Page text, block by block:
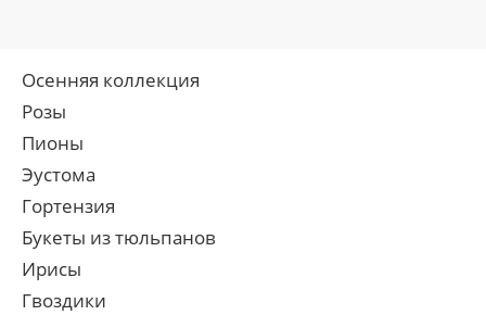
Осенняя коллекция
Розы
Пионы
Эустома
Гортензия
Букеты из тюльпанов
Ирисы
Гвоздики